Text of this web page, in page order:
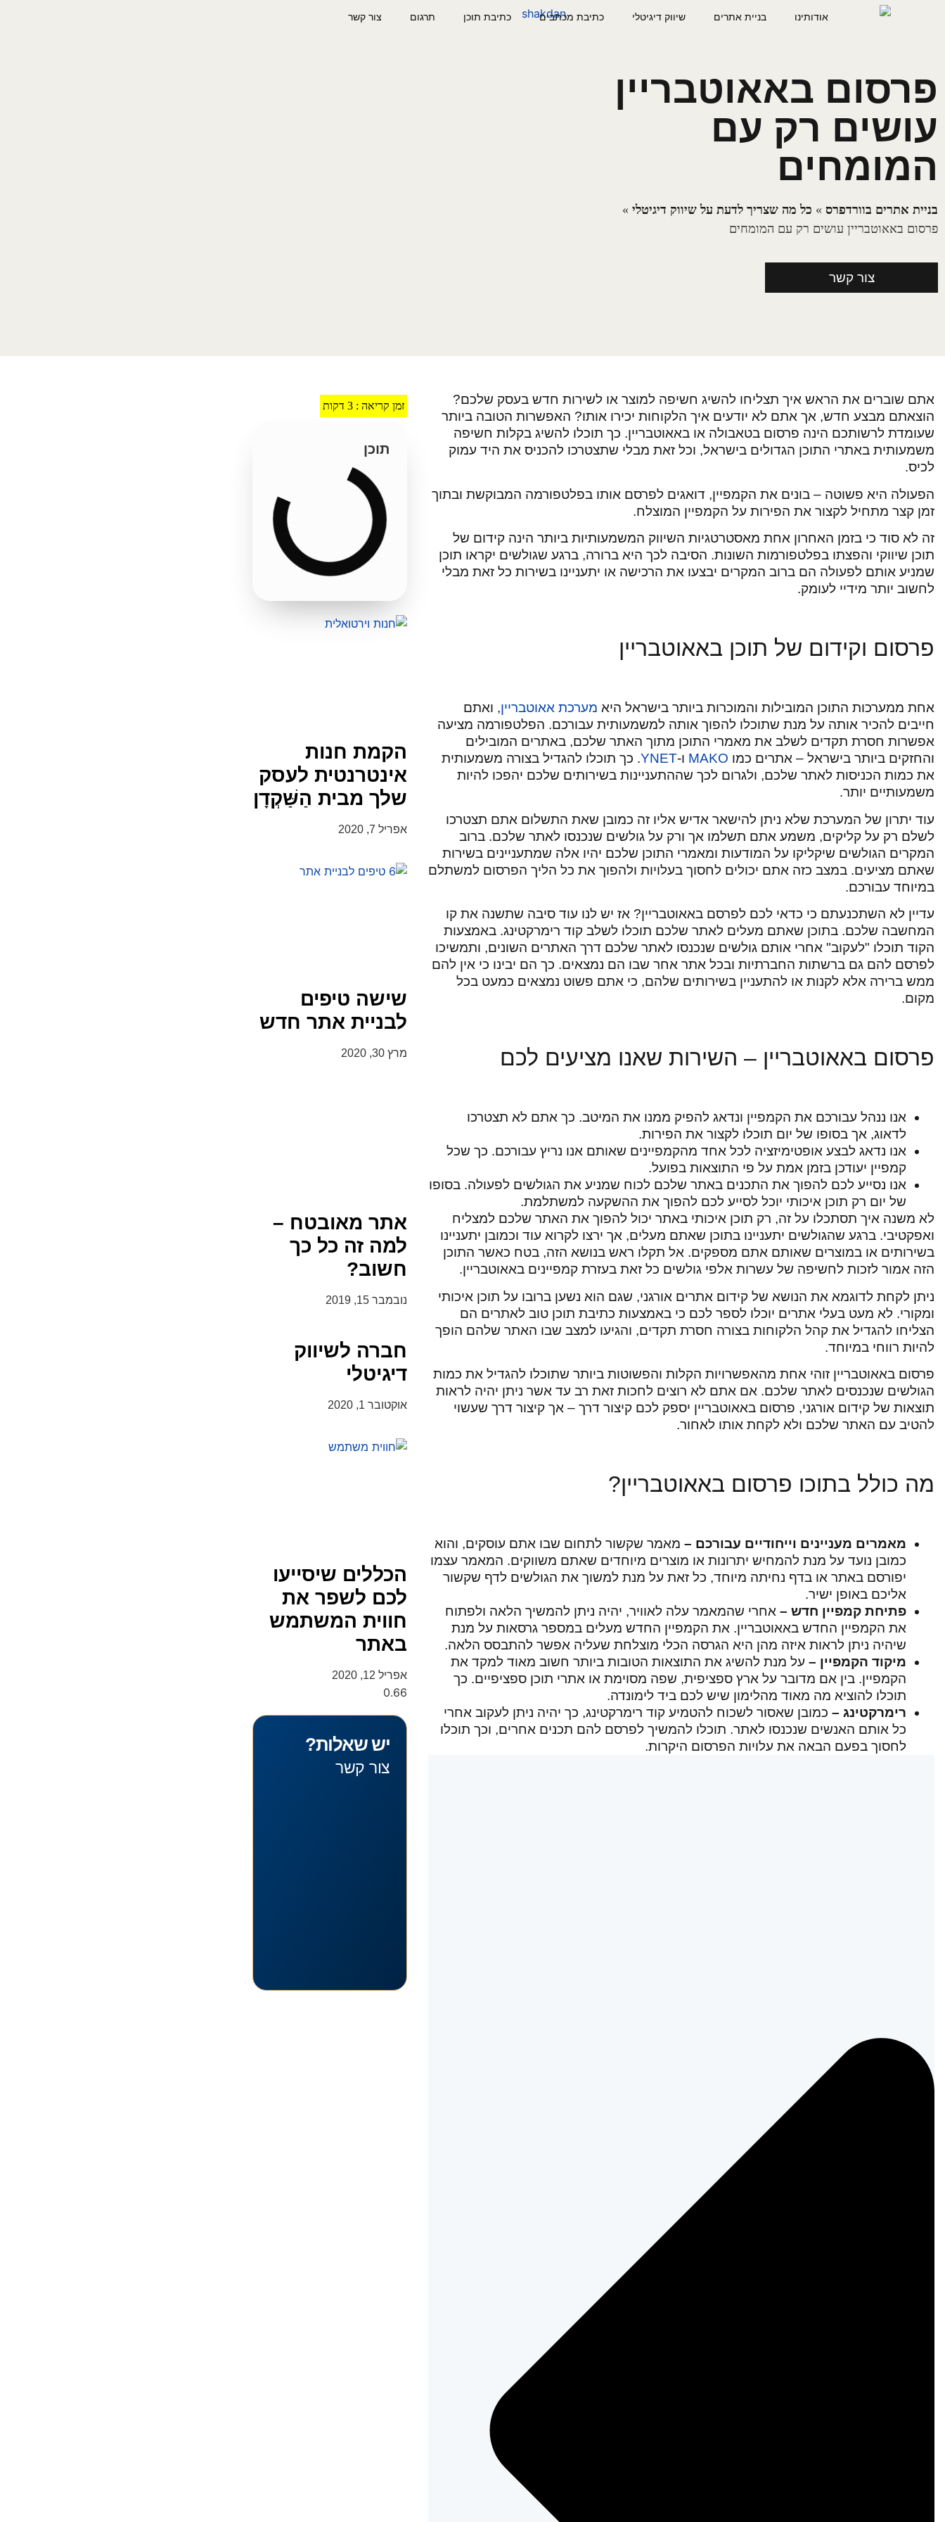
אודותינו בניית אתרים שיווק דיגיטלי כתיבת מכתבים כתיבת תוכן תרגום צור קשר
פרסום באאוטבריין
עושים רק עם
המומחים
בניית אתרים בוורדפרס » כל מה שצריך לדעת על שיווק דיגיטלי »
פרסום באאוטבריין עושים רק עם המומחים
צור קשר
אתם שוברים את הראש איך תצליחו להשיג חשיפה למוצר או לשירות חדש בעסק שלכם?
הוצאתם מבצע חדש, אך אתם לא יודעים איך הלקוחות יכירו אותו? האפשרות הטובה ביותר
שעומדת לרשותכם הינה פרסום בטאבולה או באאוטבריין. כך תוכלו להשיג בקלות חשיפה
משמעותית באתרי התוכן הגדולים בישראל, וכל זאת מבלי שתצטרכו להכניס את היד עמוק
לכיס.
הפעולה היא פשוטה – בונים את הקמפיין, דואגים לפרסם אותו בפלטפורמה המבוקשת ובתוך
זמן קצר מתחיל לקצור את הפירות על הקמפיין המוצלח.
זה לא סוד כי בזמן האחרון אחת מאסטרטגיות השיווק המשמעותיות ביותר הינה קידום של
תוכן שיווקי והפצתו בפלטפורמות השונות. הסיבה לכך היא ברורה, ברגע שגולשים יקראו תוכן
שמניע אותם לפעולה הם ברוב המקרים יבצעו את הרכישה או יתעניינו בשירות כל זאת מבלי
לחשוב יותר מידיי לעומק.
פרסום וקידום של תוכן באאוטבריין
אחת ממערכות התוכן המובילות והמוכרות ביותר בישראל היא מערכת אאוטבריין, ואתם
חייבים להכיר אותה על מנת שתוכלו להפוך אותה למשמעותית עבורכם. הפלטפורמה מציעה
אפשרות חסרת תקדים לשלב את מאמרי התוכן מתוך האתר שלכם, באתרים המובילים
והחזקים ביותר בישראל – אתרים כמו MAKO ו-YNET. כך תוכלו להגדיל בצורה משמעותית
את כמות הכניסות לאתר שלכם, ולגרום לכך שההתעניינות בשירותים שלכם יהפכו להיות
משמעותיים יותר.
עוד יתרון של המערכת שלא ניתן להישאר אדיש אליו זה כמובן שאת התשלום אתם תצטרכו
לשלם רק על קליקים, משמע אתם תשלמו אך ורק על גולשים שנכנסו לאתר שלכם. ברוב
המקרים הגולשים שיקליקו על המודעות ומאמרי התוכן שלכם יהיו אלה שמתעניינים בשירות
שאתם מציעים. במצב כזה אתם יכולים לחסוך בעלויות ולהפוך את כל הליך הפרסום למשתלם
במיוחד עבורכם.
עדיין לא השתכנעתם כי כדאי לכם לפרסם באאוטבריין? אז יש לנו עוד סיבה שתשנה את קו
המחשבה שלכם. בתוכן שאתם מעלים לאתר שלכם תוכלו לשלב קוד רימרקטינג. באמצעות
הקוד תוכלו "לעקוב" אחרי אותם גולשים שנכנסו לאתר שלכם דרך האתרים השונים, ותמשיכו
לפרסם להם גם ברשתות החברתיות ובכל אתר אחר שבו הם נמצאים. כך הם יבינו כי אין להם
ממש ברירה אלא לקנות או להתעניין בשירותים שלהם, כי אתם פשוט נמצאים כמעט בכל
מקום.
פרסום באאוטבריין – השירות שאנו מציעים לכם
אנו ננהל עבורכם את הקמפיין ונדאג להפיק ממנו את המיטב. כך אתם לא תצטרכו
לדאוג, אך בסופו של יום תוכלו לקצור את הפירות.
אנו נדאג לבצע אופטימיזציה לכל אחד מהקמפיינים שאותם אנו נריץ עבורכם. כך שכל
קמפיין יעודכן בזמן אמת על פי התוצאות בפועל.
אנו נסייע לכם להפוך את התכנים באתר שלכם לכוח שמניע את הגולשים לפעולה. בסופו
של יום רק תוכן איכותי יוכל לסייע לכם להפוך את ההשקעה למשתלמת.
לא משנה איך תסתכלו על זה, רק תוכן איכותי באתר יכול להפוך את האתר שלכם למצליח
ואפקטיבי. ברגע שהגולשים יתעניינו בתוכן שאתם מעלים, אך ירצו לקרוא עוד וכמובן יתעניינו
בשירותים או במוצרים שאותם אתם מספקים. אל תקלו ראש בנושא הזה, בטח כאשר התוכן
הזה אמור לזכות לחשיפה של עשרות אלפי גולשים כל זאת בעזרת קמפיינים באאוטבריין.
ניתן לקחת לדוגמא את הנושא של קידום אתרים אורגני, שגם הוא נשען ברובו על תוכן איכותי
ומקורי. לא מעט בעלי אתרים יוכלו לספר לכם כי באמצעות כתיבת תוכן טוב לאתרים הם
הצליחו להגדיל את קהל הלקוחות בצורה חסרת תקדים, והגיעו למצב שבו האתר שלהם הופך
להיות רווחי במיוחד.
פרסום באאוטבריין זוהי אחת מהאפשרויות הקלות והפשוטות ביותר שתוכלו להגדיל את כמות
הגולשים שנכנסים לאתר שלכם. אם אתם לא רוצים לחכות זאת רב עד אשר ניתן יהיה לראות
תוצאות של קידום אורגני, פרסום באאוטבריין יספק לכם קיצור דרך – אך קיצור דרך שעשוי
להטיב עם האתר שלכם ולא לקחת אותו לאחור.
מה כולל בתוכו פרסום באאוטבריין?
מאמרים מעניינים וייחודיים עבורכם – מאמר שקשור לתחום שבו אתם עוסקים, והוא
כמובן נועד על מנת להמחיש יתרונות או מוצרים מיוחדים שאתם משווקים. המאמר עצמו
יפורסם באתר או בדף נחיתה מיוחד, כל זאת על מנת למשוך את הגולשים לדף שקשור
אליכם באופן ישיר.
פתיחת קמפיין חדש – אחרי שהמאמר עלה לאוויר, יהיה ניתן להמשיך הלאה ולפתוח
את הקמפיין החדש באאוטבריין. את הקמפיין החדש מעלים במספר גרסאות על מנת
שיהיה ניתן לראות איזה מהן היא הגרסה הכלי מוצלחת שעליה אפשר להתבסס הלאה.
מיקוד הקמפיין – על מנת להשיג את התוצאות הטובות ביותר חשוב מאוד למקד את
הקמפיין. בין אם מדובר על ארץ ספציפית, שפה מסוימת או אתרי תוכן ספציפיים. כך
תוכלו להוציא מה מאוד מהלימון שיש לכם ביד לימונדה.
רימרקטינג – כמובן שאסור לשכוח להטמיע קוד רימרקטינג, כך יהיה ניתן לעקוב אחרי
כל אותם האנשים שנכנסו לאתר. תוכלו להמשיך לפרסם להם תכנים אחרים, וכך תוכלו
לחסוך בפעם הבאה את עלויות הפרסום היקרות.
זמן קריאה : 3 דקות
תוכן
הקמת חנות
אינטרנטית לעסק
שלך מבית הַשַּׁקְדָן
אפריל 7, 2020
שישה טיפים
לבניית אתר חדש
מרץ 30, 2020
אתר מאובטח –
למה זה כל כך
חשוב?
נובמבר 15, 2019
חברה לשיווק
דיגיטלי
אוקטובר 1, 2020
הכללים שיסייעו
לכם לשפר את
חווית המשתמש
באתר
אפריל 12, 2020
יש שאלות?
צור קשר